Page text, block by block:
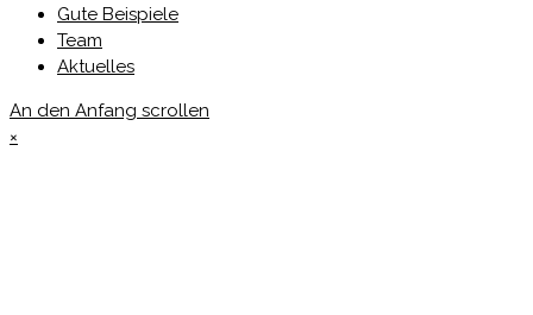
Gute Beispiele
Team
Aktuelles
An den Anfang scrollen
×